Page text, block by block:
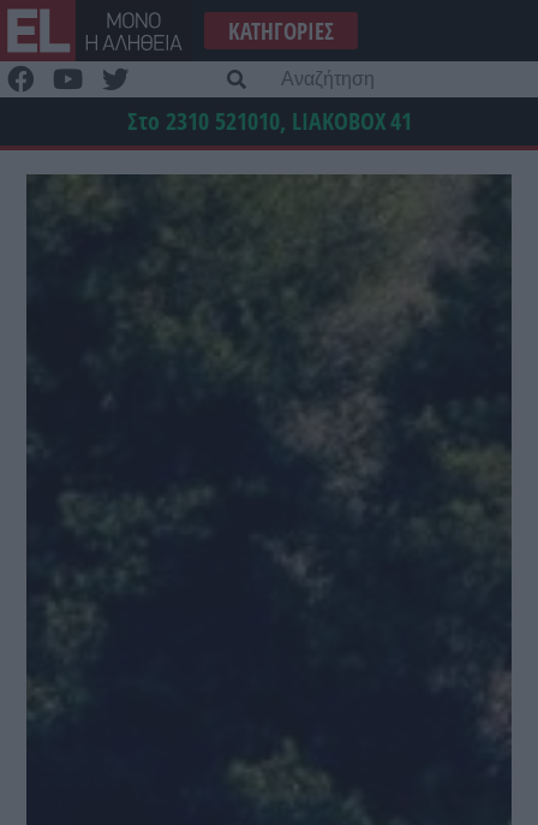
Μετάβαση
στο
περιεχόμενο
ΚΑΤΗΓΟΡΊΕΣ
Στο 2310 521010, LIAKOBOX41